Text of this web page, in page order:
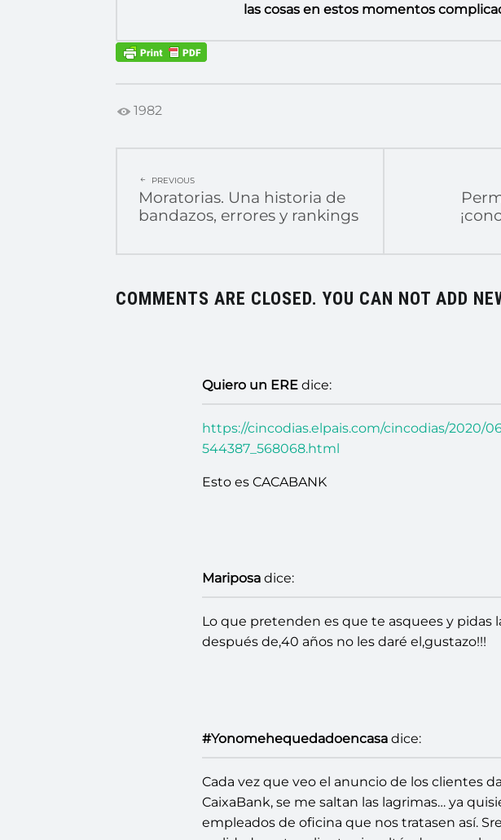
las cosas en estos momentos
1982
POST
NAVIGATION
PREVIOUS
Moratorias. Una historia de
bandazos, errores y rankings
COMMENTS ARE CLOSED. YOU CAN NOT ADD
Quiero un ERE dice:
https://cincodias.elpais.com/cincodias/2020/
544387_568068.html
Esto es CACABANK
Mariposa dice:
Lo que pretenden es que te asquees y pidas
después de,40 años no les daré el,gustazo!!!
#Yonomehequedadoencasa dice:
Cada vez que veo el anuncio de los clientes
CaixaBank, se me saltan las lagrimas… ya
empleados de oficina que nos tratasen así.